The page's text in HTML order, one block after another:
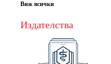
Виж всички
Издателства